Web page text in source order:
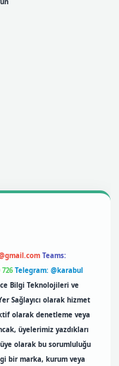
Teams:
Telegram: @karabul
Bilgi Teknolojileri ve
Sağlayıcı olarak hizmet
olarak denetleme veya
üyelerimiz yazdıkları
olarak bu sorumluluğu
bir marka, kurum veya